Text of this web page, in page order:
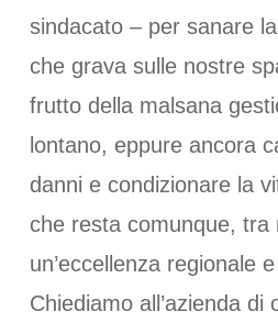
sindacato – per sanare
che grava sulle nostre
frutto della malsana
lontano, eppure ancora
danni e condizionare la
che resta comunque, tra
un’eccellenza regionale
Chiediamo all’azienda di